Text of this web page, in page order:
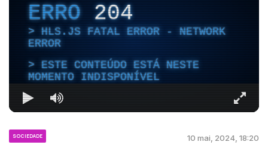
ERRO204
HLS.JS FATAL ERROR - NETWORK
ERROR
ESTE CONTEÚDO ESTÁ NESTE
MOMENTO INDISPONÍVEL
SOCIEDADE 10 mai, 2024, 18:20